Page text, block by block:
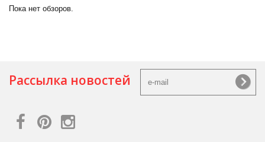
Пока нет обзоров.
Рассылка новостей